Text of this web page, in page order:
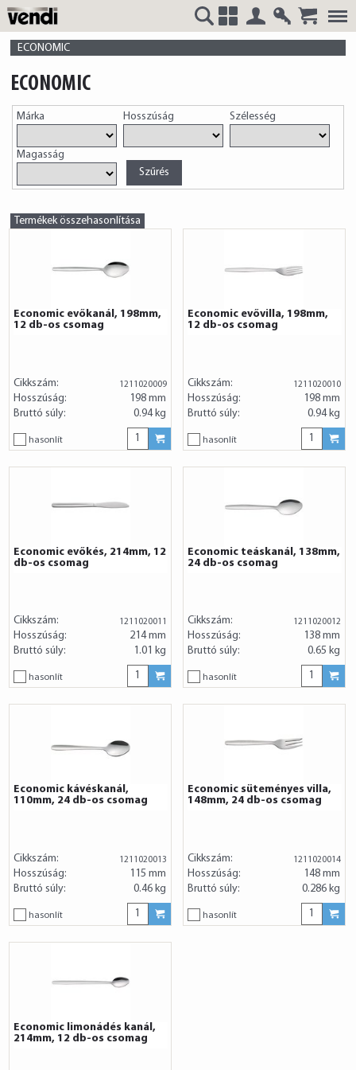
VENDI
HUNGÁRIA
Kft.
ECONOMIC
ECONOMIC
Márka Hosszúság Szélesség
Magasság
Termékek összehasonlítása
Economic evőkanál, 198mm,
12 db-os csomag
Cikkszám: 1211020009
Hosszúság:
198 mm
Bruttó súly:
0.94 kg
hasonlít
Economic evővilla, 198mm,
12 db-os csomag
Cikkszám: 1211020010
Hosszúság:
198 mm
Bruttó súly:
0.94 kg
hasonlít
Economic evőkés, 214mm, 12
db-os csomag
Cikkszám: 1211020011
Hosszúság:
214 mm
Bruttó súly:
1.01 kg
hasonlít
Economic teáskanál, 138mm,
24 db-os csomag
Cikkszám: 1211020012
Hosszúság:
138 mm
Bruttó súly:
0.65 kg
hasonlít
Economic kávéskanál,
110mm, 24 db-os csomag
Cikkszám: 1211020013
Hosszúság:
115 mm
Bruttó súly:
0.46 kg
hasonlít
Economic süteményes villa,
148mm, 24 db-os csomag
Cikkszám: 1211020014
Hosszúság:
148 mm
Bruttó súly:
0.286 kg
hasonlít
Economic limonádés kanál,
214mm, 12 db-os csomag